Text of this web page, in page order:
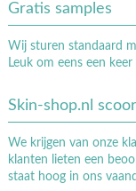
Gratis samples
Wij sturen standaard
Leuk om eens een
Skin-shop.nl
We krijgen van onze
klanten lieten een
staat hoog in ons